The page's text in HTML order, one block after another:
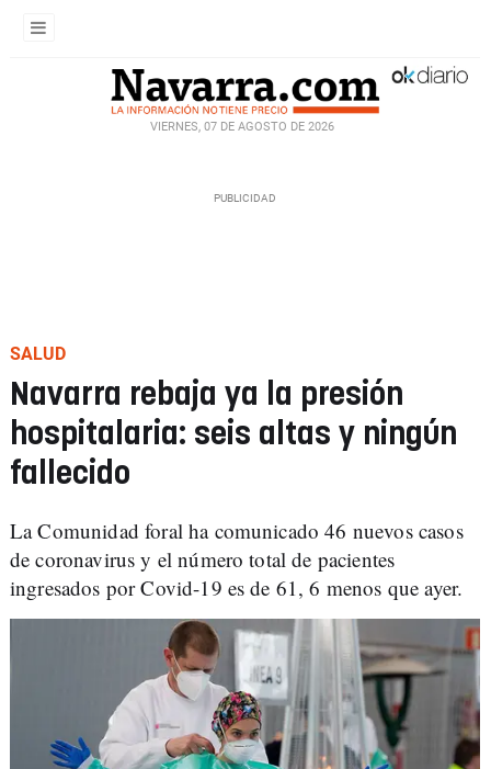
VIERNES, 07 DE AGOSTO DE 2026
SALUD
Navarra rebaja ya la presión
hospitalaria: seis altas y ningún
fallecido
La Comunidad foral ha comunicado 46 nuevos casos
de coronavirus y el número total de pacientes
ingresados por Covid-19 es de 61, 6 menos que ayer.